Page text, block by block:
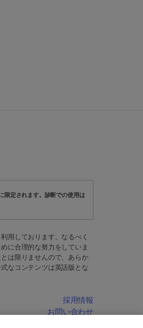
限定されます。診断での使用は
用しております。なるべく
に合理的な努力をしていま
は限りませんので、あらか
なコンテンツは英語版とな
採用情報
お問い合わせ